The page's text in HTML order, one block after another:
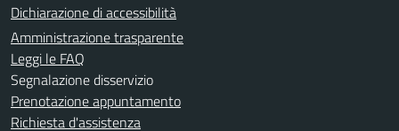
Dichiarazione di accessibilità
Amministrazione trasparente
Leggi le FAQ
Segnalazione disservizio
Prenotazione appuntamento
Richiesta d'assistenza